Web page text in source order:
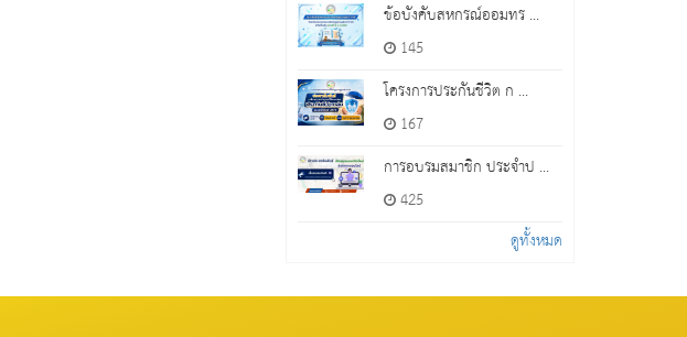
ข้อบังคับสหกรณ์ออมทร ...
145
โครงการประกันชีวิต ก ...
167
การอบรมสมาชิก ประจำป ...
425
ดูทั้งหมด